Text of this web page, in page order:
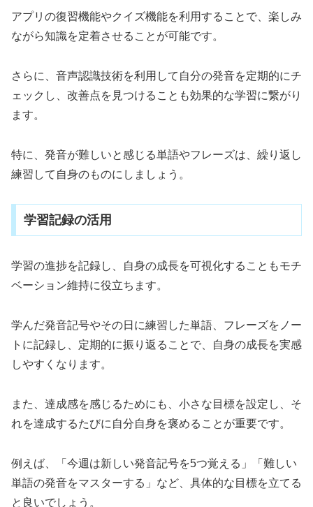
アプリの復習機能やクイズ機能を利用することで、楽しみ
ながら知識を定着させることが可能です。
さらに、音声認識技術を利用して自分の発音を定期的にチ
ェックし、改善点を見つけることも効果的な学習に繋がり
ます。
特に、発音が難しいと感じる単語やフレーズは、繰り返し
練習して自身のものにしましょう。
学習記録の活用
学習の進捗を記録し、自身の成長を可視化することもモチ
ベーション維持に役立ちます。
学んだ発音記号やその日に練習した単語、フレーズをノー
トに記録し、定期的に振り返ることで、自身の成長を実感
しやすくなります。
また、達成感を感じるためにも、小さな目標を設定し、そ
れを達成するたびに自分自身を褒めることが重要です。
例えば、「今週は新しい発音記号を5つ覚える」「難しい
単語の発音をマスターする」など、具体的な目標を立てる
と良いでしょう。